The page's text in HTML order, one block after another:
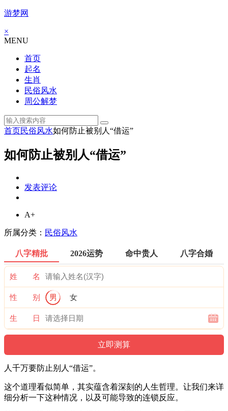
游梦网
×
MENU
首页
起名
生肖
民俗风水
周公解梦
首页民俗风水如何防止被别人“借运”
如何防止被别人“借运”
发表评论
A+
所属分类： 民俗风水
八字精批 2026运势 命中贵人 八字合婚
姓 名
性 别 男 女
生 日
人千万要防止别人“借运”。
这个道理看似简单，其实蕴含着深刻的人生哲理。让我们来详
细分析一下这种情况，以及可能导致的连锁反应。